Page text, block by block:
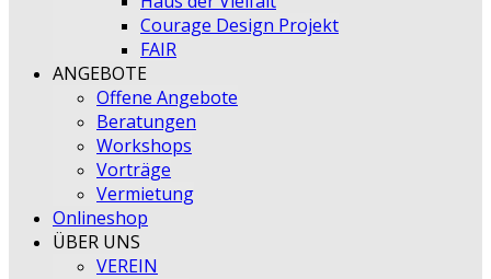
Courage Design Projekt
FAIR
ANGEBOTE
Offene Angebote
Beratungen
Workshops
Vorträge
Vermietung
Onlineshop
ÜBER UNS
VEREIN